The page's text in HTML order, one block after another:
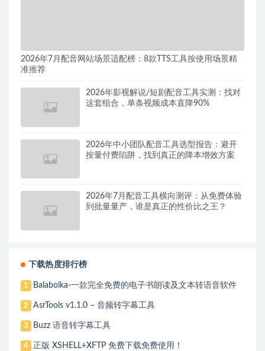
2026年7月配音网站场景适配榜：8款TTS工具按使用场景精
准推荐
2026年影视解说/短剧配音工具实测：找对
这套组合，单条视频成本直降90%
2026年中小团队配音工具选型报告：避开
按量付费陷阱，找到真正的降本增效方案
2026年7月配音工具横向测评：从免费体验
到批量量产，谁是真正的性价比之王？
下载热度排行榜
1 Balabolka-一款完全免费的电子书朗读及文本转语音软件
2 AsrTools v1.1.0 – 音频转字幕工具
3 Buzz 语音转字幕工具
4 正版 XSHELL+XFTP 免费下载免费使用！